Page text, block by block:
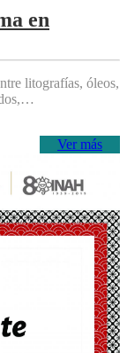
en
litografías, óleos,
Ver más